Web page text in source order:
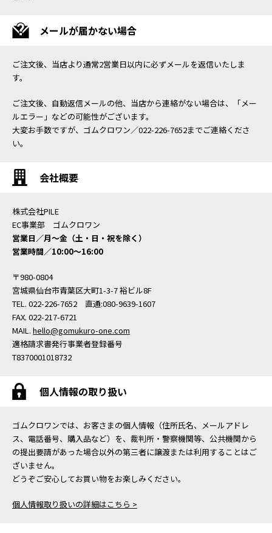
メールが届かない場合
ご注文後、当店より通常2営業日以内に必ずメールを返信いたしま
す。
ご注文後、自動返信メールの他、当店から連絡がない場合は、「メー
ルエラー」などの可能性がございます。
大変お手数ですが、ゴムクロワン／022-226-7652までご連絡くださ
い。
会社概要
株式会社PILE
EC事業部 ゴムクロワン
営業日／月〜金（土・日・祝を除く）
営業時間／10:00〜16:00
〒980-0804
宮城県仙台市青葉区大町1-3-7 裕ビル8F
TEL. 022-226-7652 直通:080-9639-1607
FAX. 022-217-6721
MAIL. hello@gomukuro-one.com
適格請求書発行事業者登録番号
T8370001018732
個人情報の取り扱い
ゴムクロワンでは、お客さまの個人情報（住所氏名、メールアドレ
ス、電話番号、購入品など）を、裁判所・警察機関等、公共機関から
の提出要請があった場合以外の第三者に譲渡または利用することはご
ざいません。
どうぞご安心してお買い物をお楽しみください。
個人情報取り扱いの詳細はこちら >